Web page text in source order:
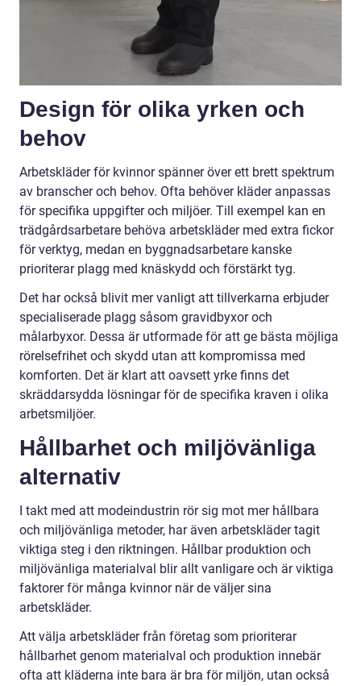
Design för olika yrken och
behov
Arbetskläder för kvinnor spänner över ett brett spektrum
av branscher och behov. Ofta behöver kläder anpassas
för specifika uppgifter och miljöer. Till exempel kan en
trädgårdsarbetare behöva arbetskläder med extra fickor
för verktyg, medan en byggnadsarbetare kanske
prioriterar plagg med knäskydd och förstärkt tyg.
Det har också blivit mer vanligt att tillverkarna erbjuder
specialiserade plagg såsom gravidbyxor och
målarbyxor. Dessa är utformade för att ge bästa möjliga
rörelsefrihet och skydd utan att kompromissa med
komforten. Det är klart att oavsett yrke finns det
skräddarsydda lösningar för de specifika kraven i olika
arbetsmiljöer.
Hållbarhet och miljövänliga
alternativ
I takt med att modeindustrin rör sig mot mer hållbara
och miljövänliga metoder, har även arbetskläder tagit
viktiga steg i den riktningen. Hållbar produktion och
miljövänliga materialval blir allt vanligare och är viktiga
faktorer för många kvinnor när de väljer sina
arbetskläder.
Att välja arbetskläder från företag som prioriterar
hållbarhet genom materialval och produktion innebär
ofta att kläderna inte bara är bra för miljön, utan också